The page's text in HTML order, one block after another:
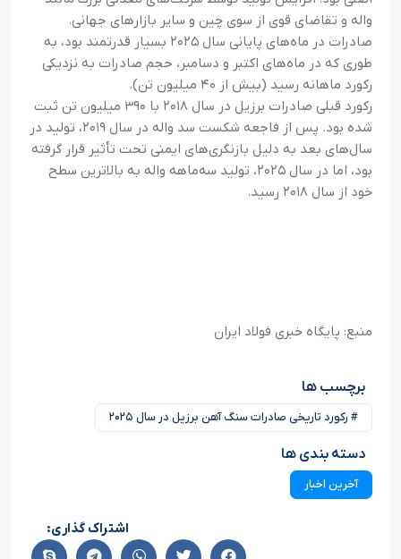
واله و تقاضای قوی از سوی چین و سایر بازارهای جهانی.
صادرات در ماه‌های پایانی سال ۲۰۲۵ بسیار قدرتمند بود، به
طوری که در ماه‌های اکتبر و دسامبر، حجم صادرات به نزدیکی
رکورد ماهانه رسید (بیش از ۴۰ میلیون تن).
رکورد قبلی صادرات برزیل در سال ۲۰۱۸ با ۳۹۰ میلیون تن ثبت
شده بود. پس از فاجعه شکست سد واله در سال ۲۰۱۹، تولید در
سال‌های بعد به دلیل بازنگری‌های ایمنی تحت تأثیر قرار گرفته
بود، اما در سال ۲۰۲۵، تولید سه‌ماهه واله به بالاترین سطح
خود از سال ۲۰۱۸ رسید.
منبع: پایگاه خبری فولاد ایران
برچسب ها
# رکورد تاریخی صادرات سنگ آهن برزیل در سال ۲۰۲۵
دسته بندی ها
آخرین اخبار
اشتراک گذاری: